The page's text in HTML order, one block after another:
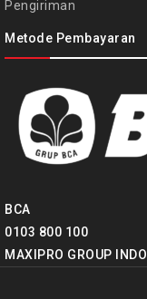
Pengiriman
Metode Pembayaran
BCA
0103 800 100
MAXIPRO GROUP